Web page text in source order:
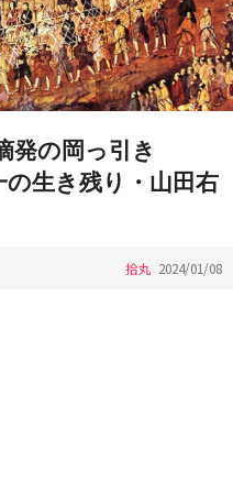
発の岡っ引き
生き残り・山田右
拾丸 2024/01/08